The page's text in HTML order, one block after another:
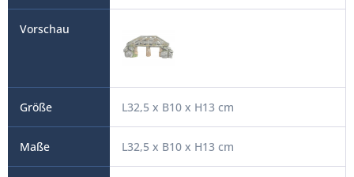
L32,5 x B10 x H13 cm
L32,5 x B10 x H13 cm